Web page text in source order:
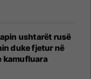
ushtarët rusë
duke fjetur në
kamufluara